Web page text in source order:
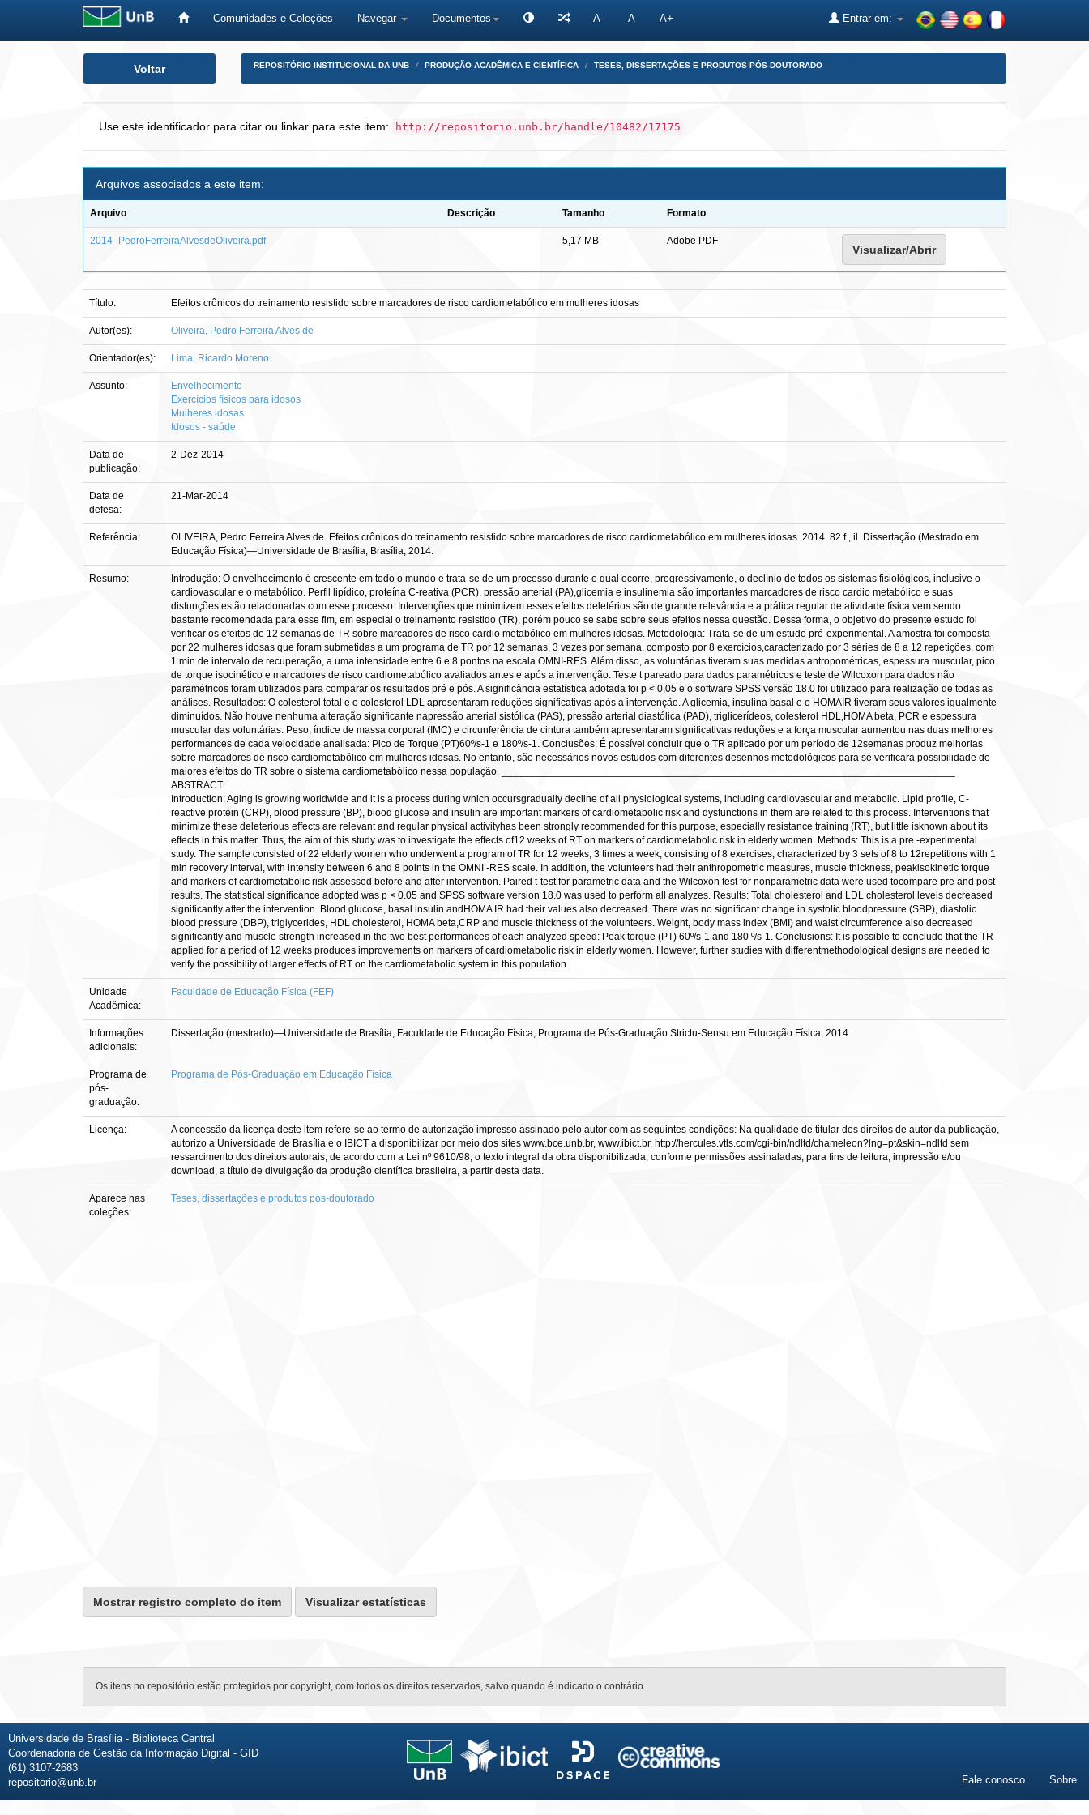
Comunidades e Coleções Navegar Documentos A- A A+ Entrar em:
Voltar REPOSITÓRIO INSTITUCIONAL DA UNB PRODUÇÃO ACADÊMICA E CIENTÍFICA TESES, DISSERTAÇÕES E PRODUTOS PÓS-DOUTORADO
Use este identificador para citar ou linkar para este item: http://repositorio.unb.br/handle/10482/17175
Arquivos associados a este item:
Arquivo Descrição Tamanho Formato
2014_PedroFerreiraAlvesdeOliveira.pdf 5,17 MB Adobe PDF
Visualizar/Abrir
Título: Efeitos crônicos do treinamento resistido sobre marcadores de risco cardiometabólico em mulheres idosas
Autor(es): Oliveira, Pedro Ferreira Alves de
Orientador(es): Lima, Ricardo Moreno
Assunto:
Envelhecimento
Exercícios físicos para idosos
Mulheres idosas
Idosos - saúde
Data de
publicação:
2-Dez-2014
Data de
defesa:
21-Mar-2014
Referência:
OLIVEIRA, Pedro Ferreira Alves de. Efeitos crônicos do treinamento resistido sobre marcadores de risco cardiometabólico em mulheres idosas. 2014. 82 f., il. Dissertação (Mestrado em
Educação Física)—Universidade de Brasília, Brasília, 2014.
Resumo:
Introdução: O envelhecimento é crescente em todo o mundo e trata-se de um processo durante o qual ocorre, progressivamente, o declínio de todos os sistemas fisiológicos, inclusive o
cardiovascular e o metabólico. Perfil lipídico, proteína C-reativa (PCR), pressão arterial (PA),glicemia e insulinemia são importantes marcadores de risco cardio metabólico e suas
disfunções estão relacionadas com esse processo. Intervenções que minimizem esses efeitos deletérios são de grande relevância e a prática regular de atividade física vem sendo
bastante recomendada para esse fim, em especial o treinamento resistido (TR), porém pouco se sabe sobre seus efeitos nessa questão. Dessa forma, o objetivo do presente estudo foi
verificar os efeitos de 12 semanas de TR sobre marcadores de risco cardio metabólico em mulheres idosas. Metodologia: Trata-se de um estudo pré-experimental. A amostra foi composta
por 22 mulheres idosas que foram submetidas a um programa de TR por 12 semanas, 3 vezes por semana, composto por 8 exercícios,caracterizado por 3 séries de 8 a 12 repetições, com
1 min de intervalo de recuperação, a uma intensidade entre 6 e 8 pontos na escala OMNI-RES. Além disso, as voluntárias tiveram suas medidas antropométricas, espessura muscular, pico
de torque isocinético e marcadores de risco cardiometabólico avaliados antes e após a intervenção. Teste t pareado para dados paramétricos e teste de Wilcoxon para dados não
paramétricos foram utilizados para comparar os resultados pré e pós. A significância estatística adotada foi p < 0,05 e o software SPSS versão 18.0 foi utilizado para realização de todas as
análises. Resultados: O colesterol total e o colesterol LDL apresentaram reduções significativas após a intervenção. A glicemia, insulina basal e o HOMAIR tiveram seus valores igualmente
diminuídos. Não houve nenhuma alteração significante napressão arterial sistólica (PAS), pressão arterial diastólica (PAD), triglicerídeos, colesterol HDL,HOMA beta, PCR e espessura
muscular das voluntárias. Peso, índice de massa corporal (IMC) e circunferência de cintura também apresentaram significativas reduções e a força muscular aumentou nas duas melhores
performances de cada velocidade analisada: Pico de Torque (PT)60º/s-1 e 180º/s-1. Conclusões: É possível concluir que o TR aplicado por um período de 12semanas produz melhorias
sobre marcadores de risco cardiometabólico em mulheres idosas. No entanto, são necessários novos estudos com diferentes desenhos metodológicos para se verificara possibilidade de
maiores efeitos do TR sobre o sistema cardiometabólico nessa população. ________________________________________________________________________________
ABSTRACT
Introduction: Aging is growing worldwide and it is a process during which occursgradually decline of all physiological systems, including cardiovascular and metabolic. Lipid profile, C-
reactive protein (CRP), blood pressure (BP), blood glucose and insulin are important markers of cardiometabolic risk and dysfunctions in them are related to this process. Interventions that
minimize these deleterious effects are relevant and regular physical activityhas been strongly recommended for this purpose, especially resistance training (RT), but little isknown about its
effects in this matter. Thus, the aim of this study was to investigate the effects of12 weeks of RT on markers of cardiometabolic risk in elderly women. Methods: This is a pre -experimental
study. The sample consisted of 22 elderly women who underwent a program of TR for 12 weeks, 3 times a week, consisting of 8 exercises, characterized by 3 sets of 8 to 12repetitions with 1
min recovery interval, with intensity between 6 and 8 points in the OMNI -RES scale. In addition, the volunteers had their anthropometric measures, muscle thickness, peakisokinetic torque
and markers of cardiometabolic risk assessed before and after intervention. Paired t-test for parametric data and the Wilcoxon test for nonparametric data were used tocompare pre and post
results. The statistical significance adopted was p < 0.05 and SPSS software version 18.0 was used to perform all analyzes. Results: Total cholesterol and LDL cholesterol levels decreased
significantly after the intervention. Blood glucose, basal insulin andHOMA IR had their values also decreased. There was no significant change in systolic bloodpressure (SBP), diastolic
blood pressure (DBP), triglycerides, HDL cholesterol, HOMA beta,CRP and muscle thickness of the volunteers. Weight, body mass index (BMI) and waist circumference also decreased
significantly and muscle strength increased in the two best performances of each analyzed speed: Peak torque (PT) 60º/s-1 and 180 º/s-1. Conclusions: It is possible to conclude that the TR
applied for a period of 12 weeks produces improvements on markers of cardiometabolic risk in elderly women. However, further studies with differentmethodological designs are needed to
verify the possibility of larger effects of RT on the cardiometabolic system in this population.
Unidade
Acadêmica:
Faculdade de Educação Física (FEF)
Informações
adicionais:
Dissertação (mestrado)—Universidade de Brasília, Faculdade de Educação Física, Programa de Pós-Graduação Strictu-Sensu em Educação Física, 2014.
Programa de
pós-
graduação:
Programa de Pós-Graduação em Educação Física
Licença:
A concessão da licença deste item refere-se ao termo de autorização impresso assinado pelo autor com as seguintes condições: Na qualidade de titular dos direitos de autor da publicação,
autorizo a Universidade de Brasília e o IBICT a disponibilizar por meio dos sites www.bce.unb.br, www.ibict.br, http://hercules.vtls.com/cgi-bin/ndltd/chameleon?lng=pt&skin=ndltd sem
ressarcimento dos direitos autorais, de acordo com a Lei nº 9610/98, o texto integral da obra disponibilizada, conforme permissões assinaladas, para fins de leitura, impressão e/ou
download, a título de divulgação da produção científica brasileira, a partir desta data.
Aparece nas
coleções:
Teses, dissertações e produtos pós-doutorado
Mostrar registro completo do item Visualizar estatísticas
Os itens no repositório estão protegidos por copyright, com todos os direitos reservados, salvo quando é indicado o contrário.
Universidade de Brasília - Biblioteca Central
Coordenadoria de Gestão da Informação Digital - GID
(61) 3107-2683
repositorio@unb.br
Fale conosco Sobre